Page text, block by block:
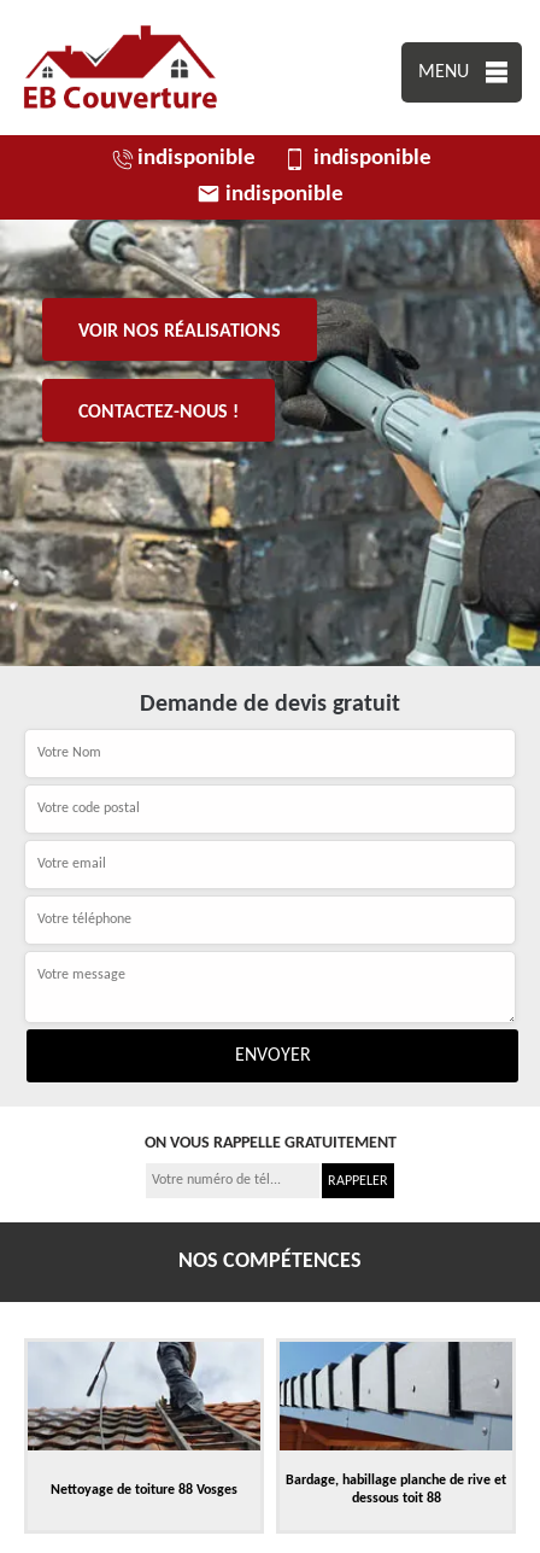
MENU
indisponible
indisponible
indisponible
VOIR NOS RÉALISATIONS
CONTACTEZ-NOUS !
Demande de devis gratuit
ON VOUS RAPPELLE GRATUITEMENT
NOS COMPÉTENCES
Nettoyage de toiture 88 Vosges
Bardage, habillage planche de rive et
dessous toit 88